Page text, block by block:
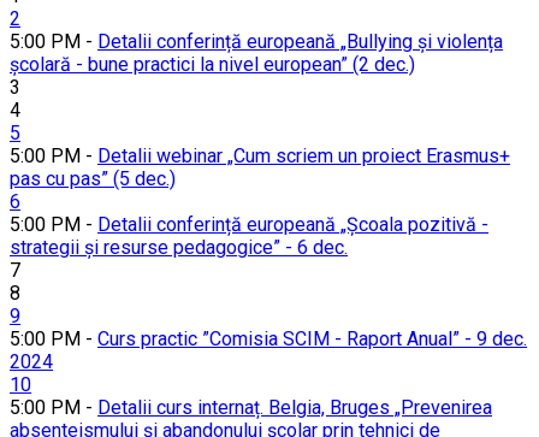
2
5:00 PM - Detalii conferință europeană „Bullying și violența
școlară - bune practici la nivel european” (2 dec.)
3
4
5
5:00 PM - Detalii webinar „Cum scriem un proiect Erasmus+
pas cu pas” (5 dec.)
6
5:00 PM - Detalii conferință europeană „Școala pozitivă -
strategii și resurse pedagogice” - 6 dec.
7
8
9
5:00 PM - Curs practic ”Comisia SCIM - Raport Anual” - 9 dec.
2024
10
5:00 PM - Detalii curs internaț. Belgia, Bruges „Prevenirea
absenteismului și abandonului școlar prin tehnici de